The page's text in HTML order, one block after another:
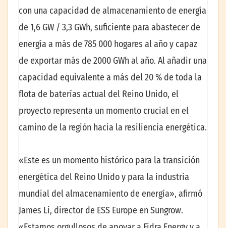
con una capacidad de almacenamiento de energía
de 1,6 GW / 3,3 GWh, suficiente para abastecer de
energía a más de 785 000 hogares al año y capaz
de exportar más de 2000 GWh al año. Al añadir una
capacidad equivalente a más del 20 % de toda la
flota de baterías actual del Reino Unido, el
proyecto representa un momento crucial en el
camino de la región hacia la resiliencia energética.
«Este es un momento histórico para la transición
energética del Reino Unido y para la industria
mundial del almacenamiento de energía», afirmó
James Li, director de ESS Europe en Sungrow.